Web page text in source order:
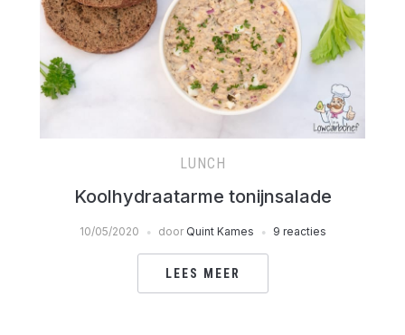
LUNCH
Koolhydraatarme tonijnsalade
10/05/2020 door Quint Kames 9 reacties
LEES MEER